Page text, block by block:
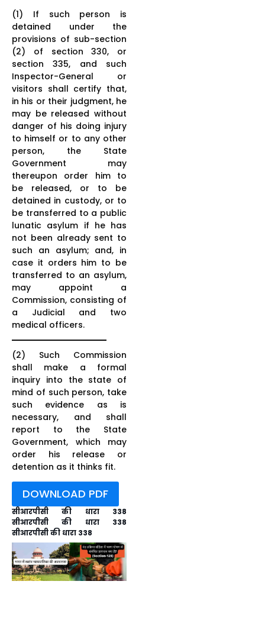
(1) If such person is
detained under the
provisions of sub-section
(2) of section 330, or
section 335, and such
Inspector-General or
visitors shall certify that,
in his or their judgment, he
may be released without
danger of his doing injury
to himself or to any other
person, the State
Government may
thereupon order him to
be released, or to be
detained in custody, or to
be transferred to a public
lunatic asylum if he has
not been already sent to
such an asylum; and, in
case it orders him to be
transferred to an asylum,
may appoint a
Commission, consisting of
a Judicial and two
medical officers.
(2) Such Commission
shall make a formal
inquiry into the state of
mind of such person, take
such evidence as is
necessary, and shall
report to the State
Government, which may
order his release or
detention as it thinks fit.
DOWNLOAD PDF
सीआरपीसी की धारा 338
सीआरपीसी की धारा 338
सीआरपीसी की धारा 338